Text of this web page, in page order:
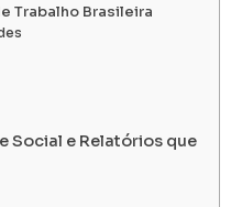
Trabalho Brasileira
Social e Relatórios que